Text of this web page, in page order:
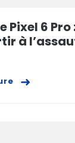
Pixel 6 Pro
à